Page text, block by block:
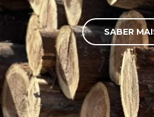
SABER